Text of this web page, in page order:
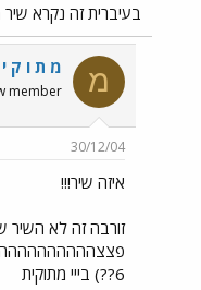
בעיברית זה נקרא שיר
מ מ ת ו ק י
member
30/12/04
איזה שיר!!!
זורבה זה לא השיר
6??) בייי מתוקית